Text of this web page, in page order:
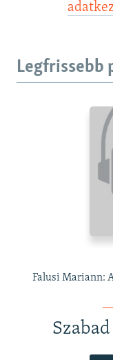
Legfrissebb
Falusi Mariann: